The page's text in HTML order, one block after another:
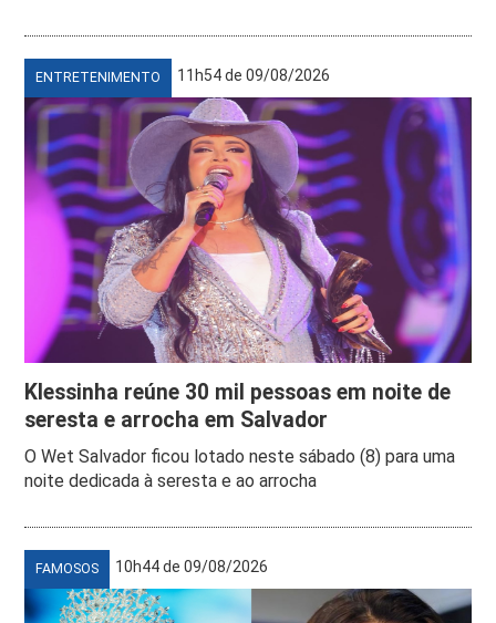
ENTRETENIMENTO 11h54 de 09/08/2026
Klessinha reúne 30 mil pessoas em noite de
seresta e arrocha em Salvador
O Wet Salvador ficou lotado neste sábado (8) para uma
noite dedicada à seresta e ao arrocha
FAMOSOS 10h44 de 09/08/2026